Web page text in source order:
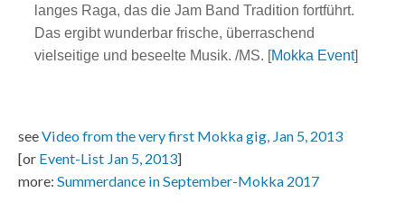
langes Raga, das die Jam Band Tradition fortführt.
Das ergibt wunderbar frische, überraschend
vielseitige und beseelte Musik. /MS. [Mokka Event]
seeVideo from the very first Mokka gig, Jan 5, 2013
[or Event-List Jan 5, 2013]
more:Summerdance in September-Mokka 2017